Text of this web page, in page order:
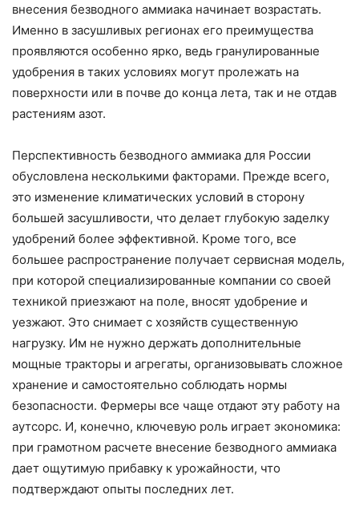
внесения безводного аммиака начинает возрастать.
Именно в засушливых регионах его преимущества
проявляются особенно ярко, ведь гранулированные
удобрения в таких условиях могут пролежать на
поверхности или в почве до конца лета, так и не отдав
растениям азот.
Перспективность безводного аммиака для России
обусловлена несколькими факторами. Прежде всего,
это изменение климатических условий в сторону
большей засушливости, что делает глубокую заделку
удобрений более эффективной. Кроме того, все
большее распространение получает сервисная модель,
при которой специализированные компании со своей
техникой приезжают на поле, вносят удобрение и
уезжают. Это снимает с хозяйств существенную
нагрузку. Им не нужно держать дополнительные
мощные тракторы и агрегаты, организовывать сложное
хранение и самостоятельно соблюдать нормы
безопасности. Фермеры все чаще отдают эту работу на
аутсорс. И, конечно, ключевую роль играет экономика:
при грамотном расчете внесение безводного аммиака
дает ощутимую прибавку к урожайности, что
подтверждают опыты последних лет.